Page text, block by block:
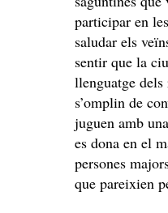
participar en
saludar els
sentir que la
llenguatge
s’omplin de
juguen amb
es dona en el
persones
que pareixien